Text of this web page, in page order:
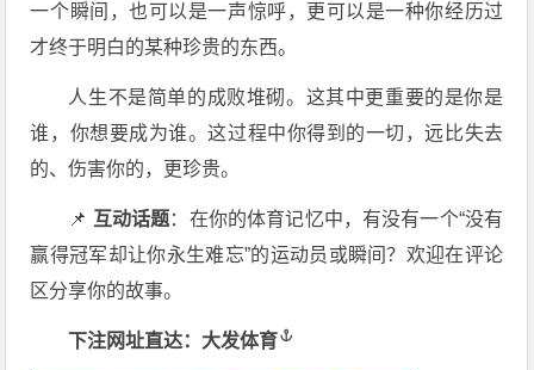
一个瞬间，也可以是一声惊呼，更可以是一种你经历过
才终于明白的某种珍贵的东西。
人生不是简单的成败堆砌。这其中更重要的是你是
谁，你想要成为谁。这过程中你得到的一切，远比失去
的、伤害你的，更珍贵。
📌 互动话题：在你的体育记忆中，有没有一个“没有
赢得冠军却让你永生难忘”的运动员或瞬间？欢迎在评论
区分享你的故事。
下注网址直达： 大发体育